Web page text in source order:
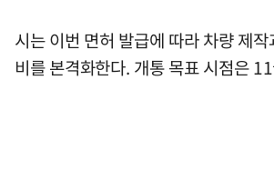
시는 이번 면허 발급에 따라 차량 제
비를 본격화한다. 개통 목표 시점은